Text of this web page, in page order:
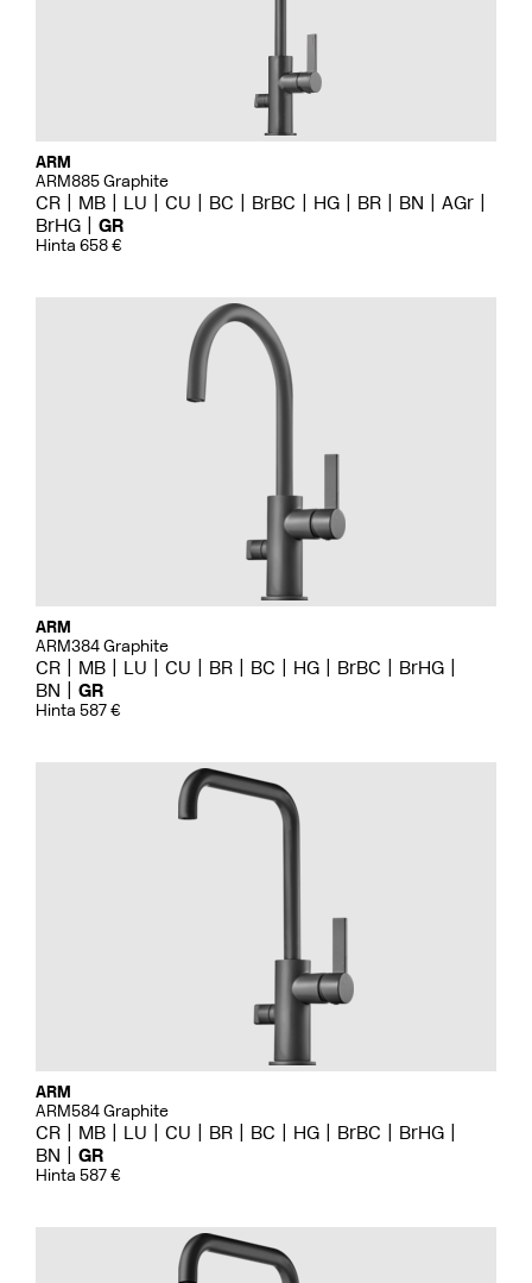
ARM
ARM885 Graphite
CR MB LU CU BC BrBC HG BR BN
AGr
BrHG
GR
Hinta 658 €
ARM
ARM384 Graphite
CR MB LU CU BR BC HG BrBC
BrHG
BN
GR
Hinta 587 €
ARM
ARM584 Graphite
CR MB LU CU BR BC HG BrBC
BrHG
BN
GR
Hinta 587 €